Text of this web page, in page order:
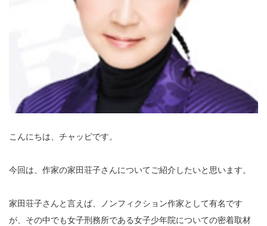
こんにちは、チャッピです。
今回は、作家の家田荘子さんについてご紹介したいと思います。
家田荘子さんと言えば、ノンフィクション作家として有名です
が、その中でも女子刑務所である女子少年院についての密着取材